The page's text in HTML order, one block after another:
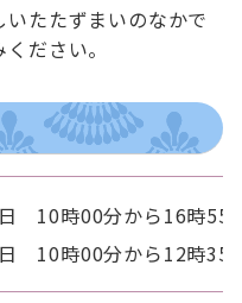
たたずまいのなかで
ださい。
10時00分から16時55
10時00分から12時35